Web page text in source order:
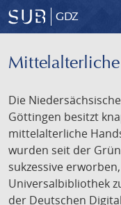
GDZ
Die
Göttingen besitzt
mittelalterliche
wurden seit der
sukzessive
Universalbibliothek
der Deutschen